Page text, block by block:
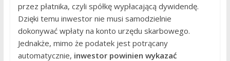
przez płatnika, czyli spółkę wypłacającą dywidendę.
Dzięki temu inwestor nie musi samodzielnie
dokonywać wpłaty na konto urzędu skarbowego.
Jednakże, mimo że podatek jest potrącany
automatycznie, inwestor powinien wykazać